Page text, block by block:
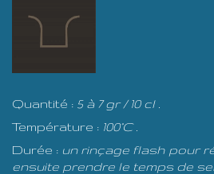
Quantité : 5 à 7 gr / 10 cl .
Température : 100°C .
Durée : un rinçage flash pour
ensuite prendre le temps de